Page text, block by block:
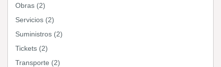
Obras (2)
Servicios (2)
Suministros (2)
Tickets (2)
Transporte (2)